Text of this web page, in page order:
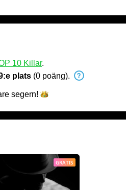
10 Killar.
plats (0 poäng).
segern!
GRATIS